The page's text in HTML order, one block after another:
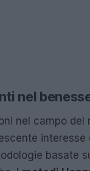
nel
nel campo del
interesse
basate